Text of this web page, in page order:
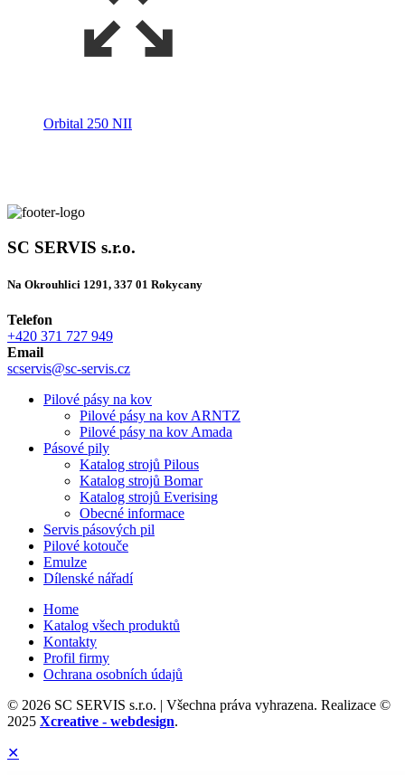
Orbital 250 NII
SC SERVIS s.r.o.
Na Okrouhlici 1291, 337 01 Rokycany
Telefon
+420 371 727 949
Email
scservis@sc-servis.cz
Pilové pásy na kov
Pilové pásy na kov ARNTZ
Pilové pásy na kov Amada
Pásové pily
Katalog strojů Pilous
Katalog strojů Bomar
Katalog strojů Everising
Obecné informace
Servis pásových pil
Pilové kotouče
Emulze
Dílenské nářadí
Home
Katalog všech produktů
Kontakty
Profil firmy
Ochrana osobních údajů
© 2026 SC SERVIS s.r.o. | Všechna práva vyhrazena. Realizace ©
2025 Xcreative - webdesign.
✕